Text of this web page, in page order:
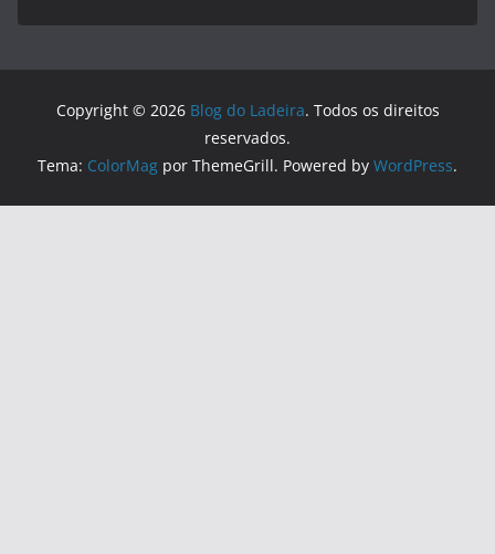
Copyright © 2026 Blog do Ladeira. Todos os direitos
reservados.
Tema: ColorMag por ThemeGrill. Powered by WordPress.